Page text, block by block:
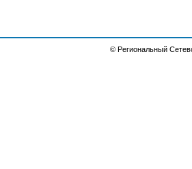
© Региональный